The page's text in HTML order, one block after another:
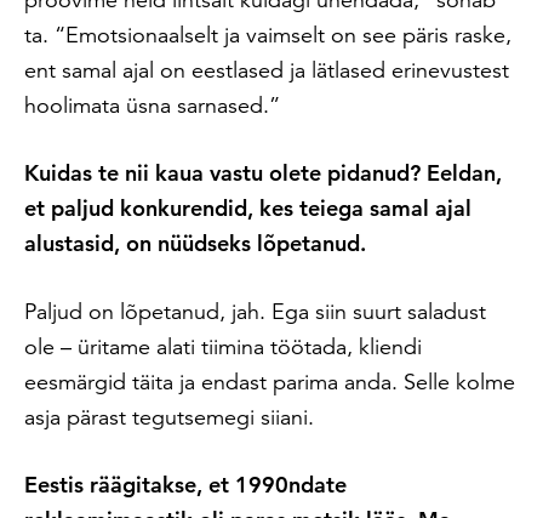
ta. “Emotsionaalselt ja vaimselt on see päris raske,
ent samal ajal on eestlased ja lätlased erinevustest
hoolimata üsna sarnased.”
Kuidas te nii kaua vastu olete pidanud? Eeldan,
et paljud konkurendid, kes teiega samal ajal
alustasid, on nüüdseks lõpetanud.
Paljud on lõpetanud, jah. Ega siin suurt saladust
ole – üritame alati tiimina töötada, kliendi
eesmärgid täita ja endast parima anda. Selle kolme
asja pärast tegutsemegi siiani.
Eestis räägitakse, et 1990ndate